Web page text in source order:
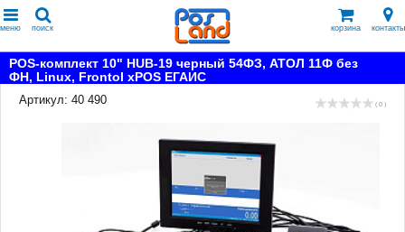
меню поиск корзина контакты
POS-комплект 10" HUB-19 черный 54ФЗ, АТОЛ 11Ф без
ФН, Linux, Frontol xPOS ЕГАИС
Артикул: 40 490
( 0 )